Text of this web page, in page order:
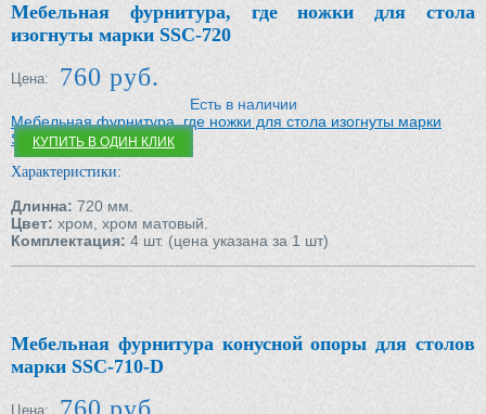
Мебельная фурнитура, где ножки для стола
изогнуты марки SSC-720
Цена: 760 руб.
КУПИТЬ В ОДИН КЛИК
Есть в наличии
Мебельная фурнитура, где ножки для стола изогнуты марки
SSC-720
Характеристики:
Длинна: 720 мм.
Цвет: хром, хром матовый.
Комплектация: 4 шт. (цена указана за 1 шт)
Мебельная фурнитура конусной опоры для столов
марки SSC-710-D
Цена: